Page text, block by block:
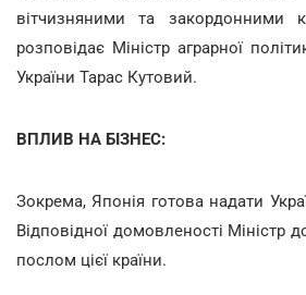
вітчизняними та закордонними
розповідає Міністр аграрної
України Тарас Кутовий.
ВПЛИВ НА БІЗНЕС:
Зокрема, Японія готова надати
Відповідної домовленості Міністр
послом цієї країни.